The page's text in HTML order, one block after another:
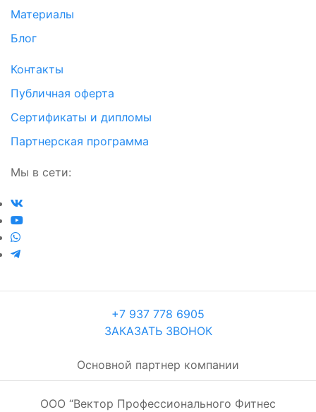
Материалы
Блог
Контакты
Публичная оферта
Сертификаты и дипломы
Партнерская программа
Мы в сети:
+7 937 778 6905
ЗАКАЗАТЬ ЗВОНОК
Основной партнер компании
ООО “Вектор Профессионального Фитнес